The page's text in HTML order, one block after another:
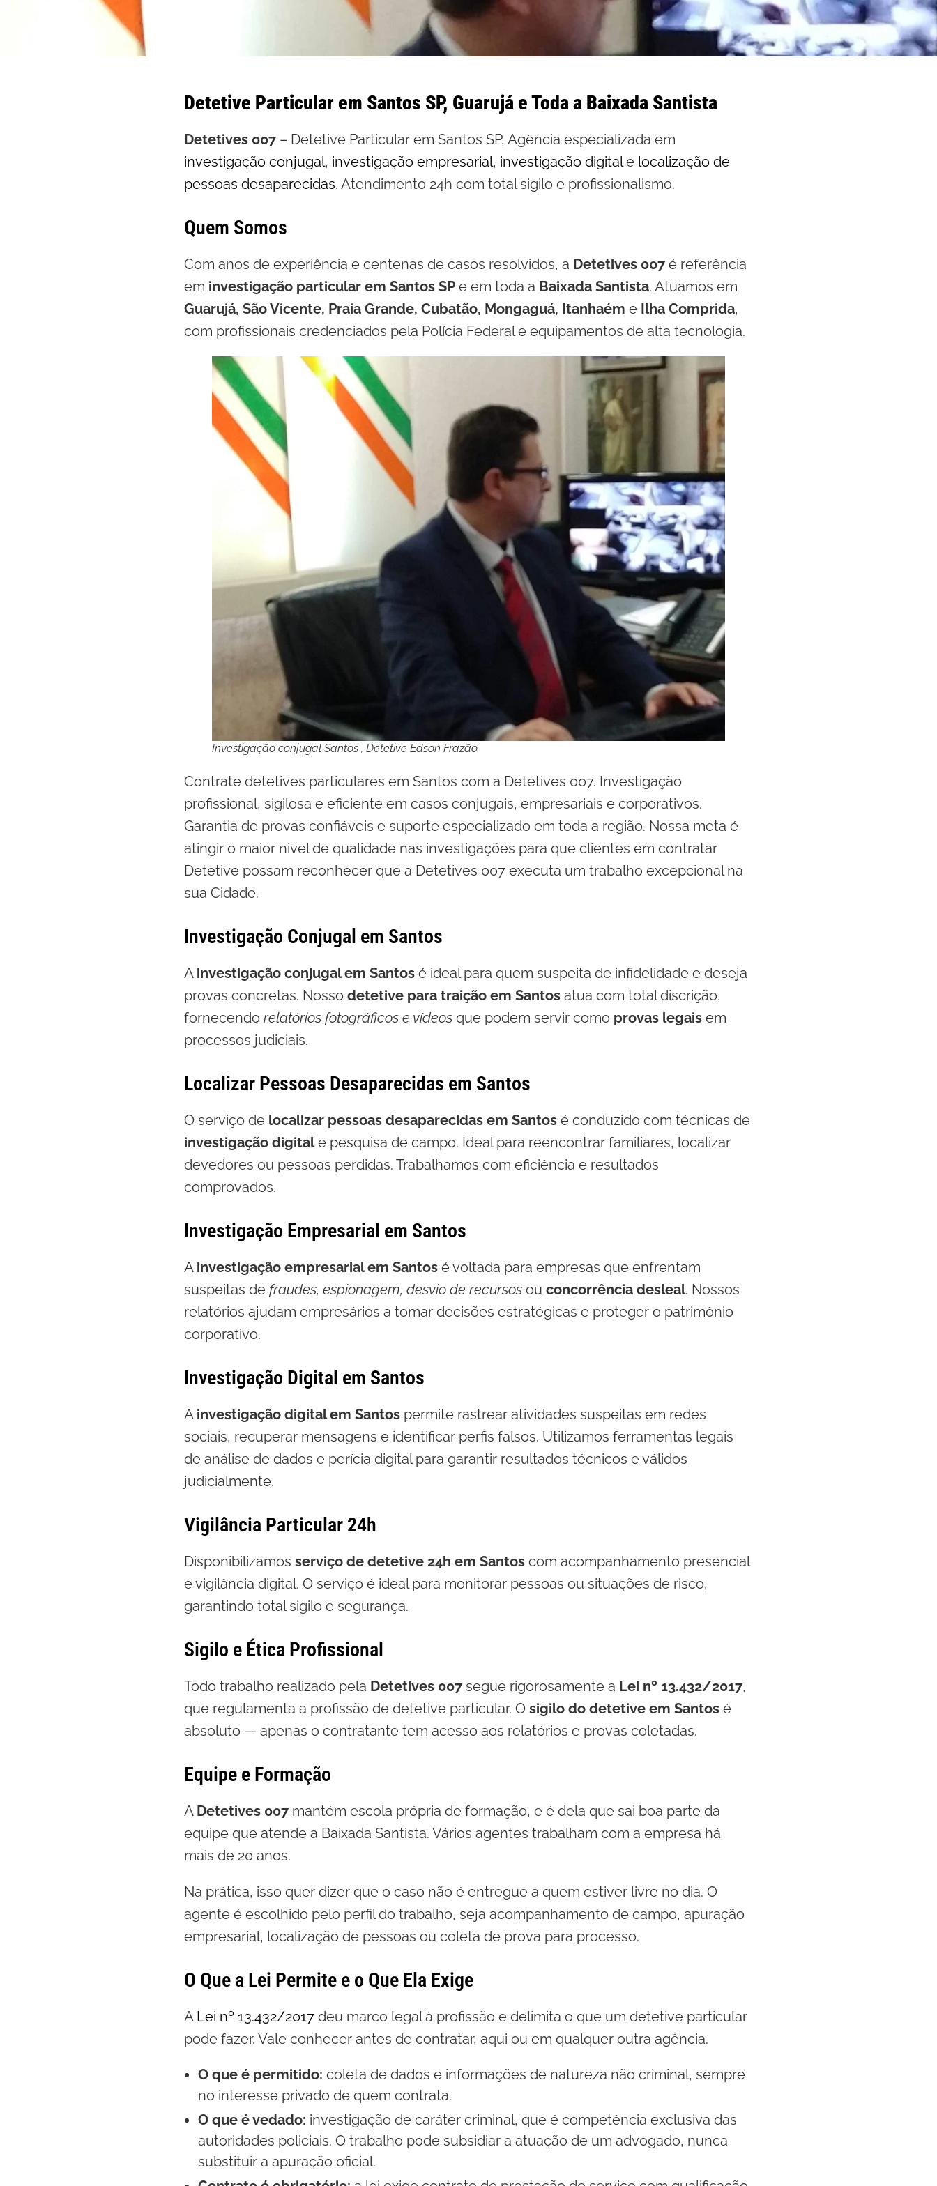
Detetive Particular em Santos SP, Guarujá e Toda a Baixada Santista
Detetives 007 – Detetive Particular em Santos SP, Agência especializada em
investigação conjugal, investigação empresarial, investigação digitale localização de
pessoas desaparecidas. Atendimento 24h com total sigilo e profissionalismo.
Quem Somos
Com anos de experiência e centenas de casos resolvidos, a Detetives 007 é referência
em investigação particular em Santos SP e em toda a Baixada Santista. Atuamos em
Guarujá, São Vicente, Praia Grande, Cubatão, Mongaguá, Itanhaém e Ilha Comprida,
com profissionais credenciados pela Polícia Federal e equipamentos de alta tecnologia.
Investigação conjugal Santos , Detetive Edson Frazão
Contrate detetives particulares em Santos com a Detetives 007. Investigação
profissional, sigilosa e eficiente em casos conjugais, empresariais e corporativos.
Garantia de provas confiáveis e suporte especializado em toda a região. Nossa meta é
atingir o maior nivel de qualidade nas investigações para que clientes em contratar
Detetive possam reconhecer que a Detetives 007 executa um trabalho excepcional na
sua Cidade.
Investigação Conjugal em Santos
A investigação conjugal em Santos é ideal para quem suspeita de infidelidade e deseja
provas concretas. Nosso detetive para traição em Santos atua com total discrição,
fornecendo relatórios fotográficos e vídeos que podem servir como provas legais em
processos judiciais.
Localizar Pessoas Desaparecidas em Santos
O serviço de localizar pessoas desaparecidas em Santos é conduzido com técnicas de
investigação digitale pesquisa de campo. Ideal para reencontrar familiares, localizar
devedores ou pessoas perdidas. Trabalhamos com eficiência e resultados
comprovados.
Investigação Empresarial em Santos
A investigação empresarial em Santos é voltada para empresas que enfrentam
suspeitas de fraudes, espionagem, desvio de recursos ou concorrência desleal. Nossos
relatórios ajudam empresários a tomar decisões estratégicas e proteger o patrimônio
corporativo.
Investigação Digital em Santos
A investigação digital em Santos permite rastrear atividades suspeitas em redes
sociais, recuperar mensagens e identificar perfis falsos. Utilizamos ferramentas legais
de análise de dados e perícia digital para garantir resultados técnicos e válidos
judicialmente.
Vigilância Particular 24h
Disponibilizamos serviço de detetive 24h em Santos com acompanhamento presencial
e vigilância digital. O serviço é ideal para monitorar pessoas ou situações de risco,
garantindo total sigilo e segurança.
Sigilo e Ética Profissional
Todo trabalho realizado pela Detetives 007 segue rigorosamente a Lei nº 13.432/2017,
que regulamenta a profissão de detetive particular. O sigilo do detetive em Santos é
absoluto — apenas o contratante tem acesso aos relatórios e provas coletadas.
Equipe e Formação
A Detetives 007 mantém escola própria de formação, e é dela que sai boa parte da
equipe que atende a Baixada Santista. Vários agentes trabalham com a empresa há
mais de 20 anos.
Na prática, isso quer dizer que o caso não é entregue a quem estiver livre no dia. O
agente é escolhido pelo perfil do trabalho, seja acompanhamento de campo, apuração
empresarial, localização de pessoas ou coleta de prova para processo.
O Que a Lei Permite e o Que Ela Exige
A Lei nº 13.432/2017 deu marco legal à profissão e delimita o que um detetive particular
pode fazer. Vale conhecer antes de contratar, aqui ou em qualquer outra agência.
O que é permitido: coleta de dados e informações de natureza não criminal, sempre
no interesse privado de quem contrata.
O que é vedado: investigação de caráter criminal, que é competência exclusiva das
autoridades policiais. O trabalho pode subsidiar a atuação de um advogado, nunca
substituir a apuração oficial.